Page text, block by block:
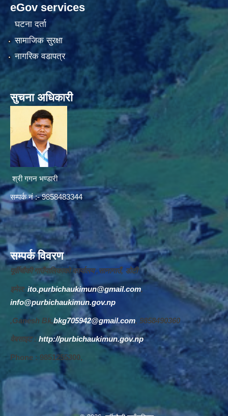
eGov services
घटना दर्ता
सामाजिक सुरक्षा
नागरिक वडापत्र
सुचना अधिकारी
श्री गगन भण्डारी
सम्पर्क नं :- 9858483344
सम्पर्क विवरण
पूर्वीचौकी गाउँपालिकाको कार्यालय ,सानागाउँ, डोटी
इमेल: ito.purbichaukimun@gmail.com,
info@purbichaukimun.gov.np
,Ganesh Bk,bkg705942@gmail.com, 9858490360
वेबसाइट : http://purbichaukimun.gov.np
Phone : 9851255300,